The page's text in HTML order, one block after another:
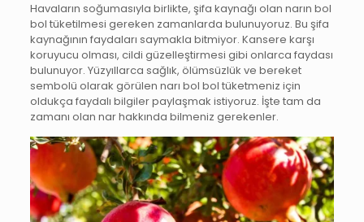
Havaların soğumasıyla birlikte, şifa kaynağı olan narın bol
bol tüketilmesi gereken zamanlarda bulunuyoruz. Bu şifa
kaynağının faydaları saymakla bitmiyor. Kansere karşı
koruyucu olması, cildi güzelleştirmesi gibi onlarca faydası
bulunuyor. Yüzyıllarca sağlık, ölümsüzlük ve bereket
sembolü olarak görülen narı bol bol tüketmeniz için
oldukça faydalı bilgiler paylaşmak istiyoruz. İşte tam da
zamanı olan nar hakkında bilmeniz gerekenler.